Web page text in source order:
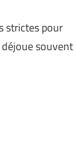
strictes pour
souvent